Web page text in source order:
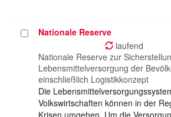
ProjektNationale Reserve
laufend
Nationale Reserve zur
Lebensmittelversorgung der
einschließlich Logistikkonzept
Die
Volkswirtschaften können in der